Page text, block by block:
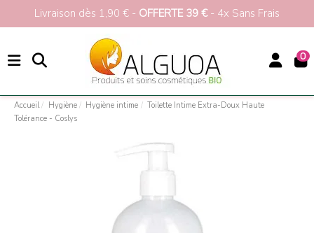
Livraison dès 1,90 € - OFFERTE 39 €- 4x Sans Frais
0
Accueil Hygiène Hygiène intime
Toilette Intime Extra-Doux Haute
Tolérance - Coslys